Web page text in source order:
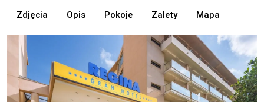
Zdjęcia Opis Pokoje Zalety Mapa